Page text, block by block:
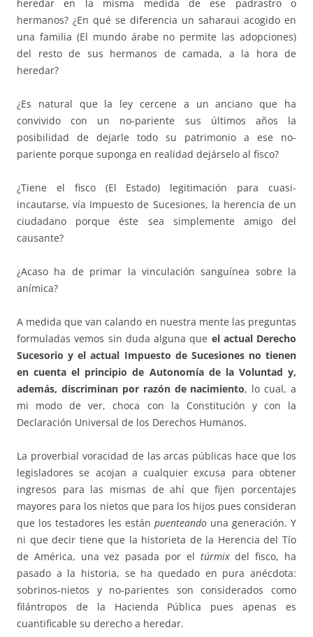
heredar en la misma medida de ese padrastro o
hermanos? ¿En qué se diferencia un saharaui acogido en
una familia (El mundo árabe no permite las adopciones)
del resto de sus hermanos de camada, a la hora de
heredar?
¿Es natural que la ley cercene a un anciano que ha
convivido con un no-pariente sus últimos años la
posibilidad de dejarle todo su patrimonio a ese no-
pariente porque suponga en realidad dejárselo al fisco?
¿Tiene el fisco (El Estado) legitimación para cuasi-
incautarse, vía Impuesto de Sucesiones, la herencia de un
ciudadano porque éste sea simplemente amigo del
causante?
¿Acaso ha de primar la vinculación sanguínea sobre la
anímica?
A medida que van calando en nuestra mente las preguntas
formuladas vemos sin duda alguna que el actual Derecho
Sucesorio y el actual Impuesto de Sucesiones no tienen
en cuenta el principio de Autonomía de la Voluntad y,
además, discriminan por razón de nacimiento, lo cual, a
mi modo de ver, choca con la Constitución y con la
Declaración Universal de los Derechos Humanos.
La proverbial voracidad de las arcas públicas hace que los
legisladores se acojan a cualquier excusa para obtener
ingresos para las mismas de ahí que fijen porcentajes
mayores para los nietos que para los hijos pues consideran
que los testadores les están puenteando una generación. Y
ni que decir tiene que la historieta de la Herencia del Tío
de América, una vez pasada por el túrmixdel fisco, ha
pasado a la historia, se ha quedado en pura anécdota:
sobrinos-nietos y no-parientes son considerados como
filántropos de la Hacienda Pública pues apenas es
cuantificable su derecho a heredar.